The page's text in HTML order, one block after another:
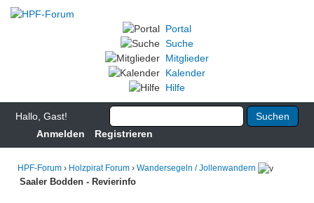
Portal
Suche
Mitglieder
Kalender
Hilfe
Hallo, Gast!
Anmelden
Registrieren
HPF-Forum › Holzpirat Forum › Wandersegeln / Jollenwandern
Saaler Bodden - Revierinfo